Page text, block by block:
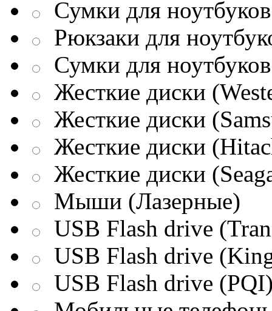
Сумки для
Рюкзаки для
Сумки для
Жесткие диски
Жесткие диски
Жесткие диски
Жесткие диски
Мыши (Лазерные)
USB Flash drive
USB Flash drive
USB Flash drive